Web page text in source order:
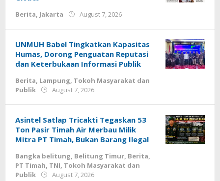
Berita, Jakarta August 7, 2026
UNMUH Babel Tingkatkan Kapasitas
Humas, Dorong Penguatan Reputasi
dan Keterbukaan Informasi Publik
Berita, Lampung, Tokoh Masyarakat dan
Publik
August 7, 2026
Asintel Satlap Tricakti Tegaskan 53
Ton Pasir Timah Air Merbau Milik
Mitra PT Timah, Bukan Barang Ilegal
Bangka belitung, Belitung Timur, Berita,
PT Timah, TNI, Tokoh Masyarakat dan
Publik
August 7, 2026